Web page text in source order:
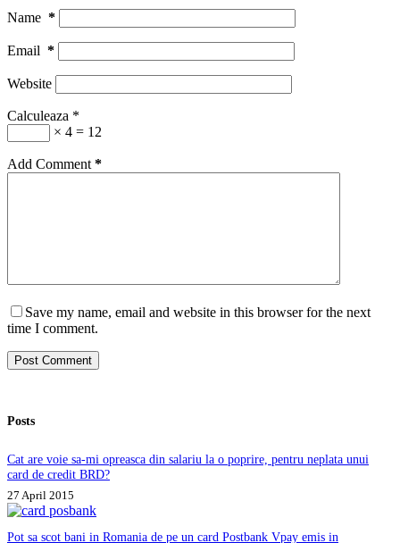
Name *
Email *
Website
Calculeaza *
× 4 = 12
Add Comment *
Save my name, email and website in this browser for the next
time I comment.
Post Comment
Posts
Cat are voie sa-mi opreasca din salariu la o poprire, pentru neplata unui
card de credit BRD?
27 April 2015
Pot sa scot bani in Romania de pe un card Postbank Vpay emis in